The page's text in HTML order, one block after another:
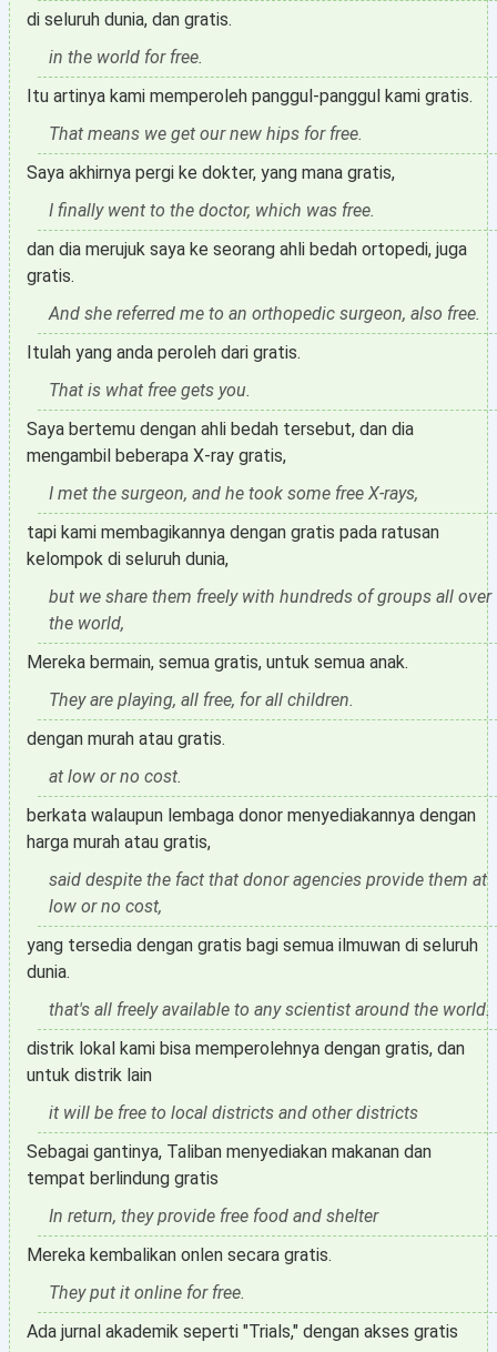
di seluruh dunia, dan gratis.
in the world for free.
Itu artinya kami memperoleh panggul-panggul kami gratis.
That means we get our new hips for free.
Saya akhirnya pergi ke dokter, yang mana gratis,
I finally went to the doctor, which was free.
dan dia merujuk saya ke seorang ahli bedah ortopedi, juga
gratis.
And she referred me to an orthopedic surgeon, also free.
Itulah yang anda peroleh dari gratis.
That is what free gets you.
Saya bertemu dengan ahli bedah tersebut, dan dia
mengambil beberapa X-ray gratis,
I met the surgeon, and he took some free X-rays,
tapi kami membagikannya dengan gratis pada ratusan
kelompok di seluruh dunia,
but we share them freely with hundreds of groups all over
the world,
Mereka bermain, semua gratis, untuk semua anak.
They are playing, all free, for all children.
dengan murah atau gratis.
at low or no cost.
berkata walaupun lembaga donor menyediakannya dengan
harga murah atau gratis,
said despite the fact that donor agencies provide them at
low or no cost,
yang tersedia dengan gratis bagi semua ilmuwan di seluruh
dunia.
that's all freely available to any scientist around the world.
distrik lokal kami bisa memperolehnya dengan gratis, dan
untuk distrik lain
it will be free to local districts and other districts
Sebagai gantinya, Taliban menyediakan makanan dan
tempat berlindung gratis
In return, they provide free food and shelter
Mereka kembalikan onlen secara gratis.
They put it online for free.
Ada jurnal akademik seperti "Trials," dengan akses gratis